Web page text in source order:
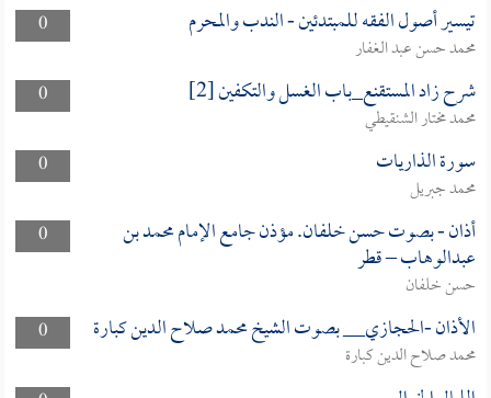
0
تيسير أصول الفقه للمبتدئين - الندب والمحرم
محمد حسن عبد الغفار
0
شرح زاد المستقنع_باب الغسل والتكفين [2]
محمد مختار الشنقيطي
0
سورة الذاريات
محمد جبريل
0
أذان - بصوت حسن خلفان. مؤذن جامع الإمام محمد بن
عبدالوهاب – قطر
حسن خلفان
0
الأذان -الحجازي__ بصوت الشيخ محمد صلاح الدين كبارة
محمد صلاح الدين كبارة